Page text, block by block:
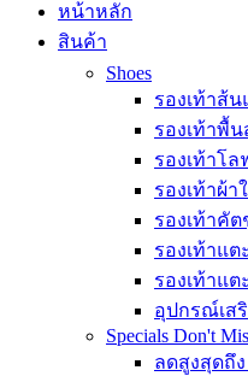
หน้าหลัก
สินค้า
Shoes
รองเท้าส้
รองเท้าพื้
รองเท้าโล
รองเท้าผ้า
รองเท้าคัต
รองเท้าแ
รองเท้าแตะ
อุปกรณ์เส
Specials Don't
ลดสูงสุดถึง